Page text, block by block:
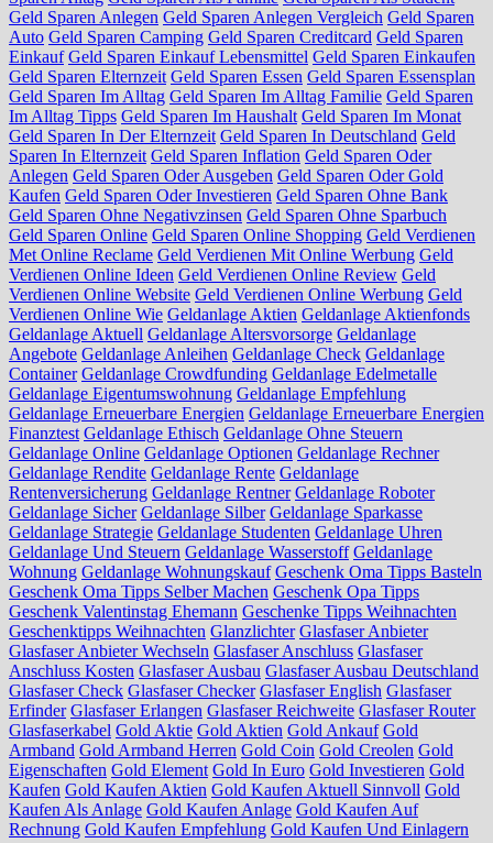
Geld Sparen Anlegen Geld Sparen Anlegen Vergleich Geld Sparen
Auto Geld Sparen Camping Geld Sparen Creditcard Geld Sparen
Einkauf Geld Sparen Einkauf Lebensmittel Geld Sparen Einkaufen
Geld Sparen Elternzeit Geld Sparen Essen Geld Sparen Essensplan
Geld Sparen Im Alltag Geld Sparen Im Alltag Familie Geld Sparen
Im Alltag Tipps Geld Sparen Im Haushalt Geld Sparen Im Monat
Geld Sparen In Der Elternzeit Geld Sparen In Deutschland Geld
Sparen In Elternzeit Geld Sparen Inflation Geld Sparen Oder
Anlegen Geld Sparen Oder Ausgeben Geld Sparen Oder Gold
Kaufen Geld Sparen Oder Investieren Geld Sparen Ohne Bank
Geld Sparen Ohne Negativzinsen Geld Sparen Ohne Sparbuch
Geld Sparen Online Geld Sparen Online Shopping Geld Verdienen
Met Online Reclame Geld Verdienen Mit Online Werbung Geld
Verdienen Online Ideen Geld Verdienen Online Review Geld
Verdienen Online Website Geld Verdienen Online Werbung Geld
Verdienen Online Wie Geldanlage Aktien Geldanlage Aktienfonds
Geldanlage Aktuell Geldanlage Altersvorsorge Geldanlage
Angebote Geldanlage Anleihen Geldanlage Check Geldanlage
Container Geldanlage Crowdfunding Geldanlage Edelmetalle
Geldanlage Eigentumswohnung Geldanlage Empfehlung
Geldanlage Erneuerbare Energien Geldanlage Erneuerbare Energien
Finanztest Geldanlage Ethisch Geldanlage Ohne Steuern
Geldanlage Online Geldanlage Optionen Geldanlage Rechner
Geldanlage Rendite Geldanlage Rente Geldanlage
Rentenversicherung Geldanlage Rentner Geldanlage Roboter
Geldanlage Sicher Geldanlage Silber Geldanlage Sparkasse
Geldanlage Strategie Geldanlage Studenten Geldanlage Uhren
Geldanlage Und Steuern Geldanlage Wasserstoff Geldanlage
Wohnung Geldanlage Wohnungskauf Geschenk Oma Tipps Basteln
Geschenk Oma Tipps Selber Machen Geschenk Opa Tipps
Geschenk Valentinstag Ehemann Geschenke Tipps Weihnachten
Geschenktipps Weihnachten Glanzlichter Glasfaser Anbieter
Glasfaser Anbieter Wechseln Glasfaser Anschluss Glasfaser
Anschluss Kosten Glasfaser Ausbau Glasfaser Ausbau Deutschland
Glasfaser Check Glasfaser Checker Glasfaser English Glasfaser
Erfinder Glasfaser Erlangen Glasfaser Reichweite Glasfaser Router
Glasfaserkabel Gold Aktie Gold Aktien Gold Ankauf Gold
Armband Gold Armband Herren Gold Coin Gold Creolen Gold
Eigenschaften Gold Element Gold In Euro Gold Investieren Gold
Kaufen Gold Kaufen Aktien Gold Kaufen Aktuell Sinnvoll Gold
Kaufen Als Anlage Gold Kaufen Anlage Gold Kaufen Auf
Rechnung Gold Kaufen Empfehlung Gold Kaufen Und Einlagern